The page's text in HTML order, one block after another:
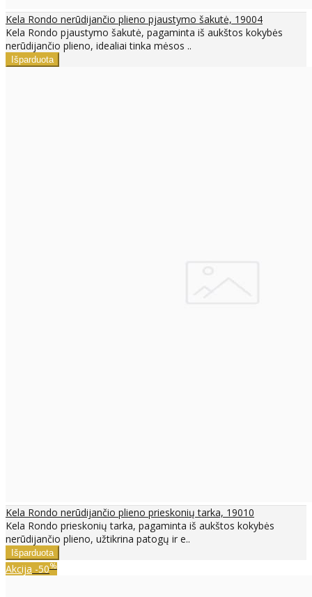
Kela Rondo nerūdijančio plieno pjaustymo šakutė, 19004
Kela Rondo pjaustymo šakutė, pagaminta iš aukštos kokybės
nerūdijančio plieno, idealiai tinka mėsos ..
Kela Rondo nerūdijančio plieno prieskonių tarka, 19010
Kela Rondo prieskonių tarka, pagaminta iš aukštos kokybės
nerūdijančio plieno, užtikrina patogų ir e..
Akcija -50%